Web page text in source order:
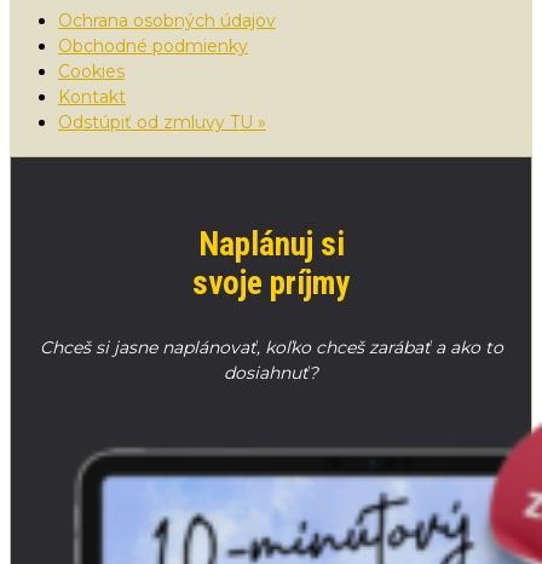
Ochrana osobných údajov
Obchodné podmienky
Cookies
Kontakt
Odstúpiť od zmluvy TU »
Naplánuj si
svoje príjmy
Chceš si jasne naplánovať, koľko chceš zarábať a ako to
dosiahnuť?